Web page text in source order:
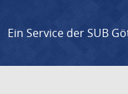
Ein Service der SUB